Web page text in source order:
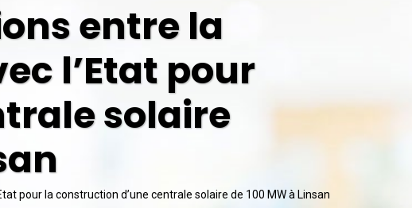
entre la
l’Etat pour
solaire
pour la construction d’une centrale solaire de 100 MW à Linsan